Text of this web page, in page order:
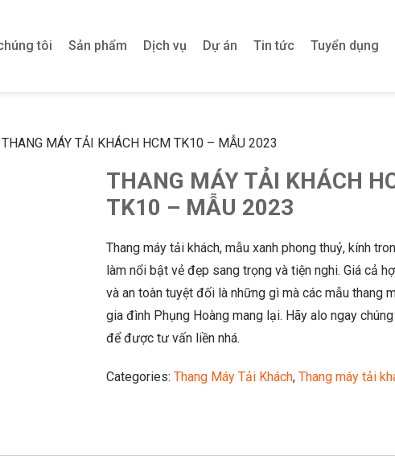
tôi Sản phẩm Dịch vụ Dự án Tin tức Tuyển dụng
MÁY TẢI KHÁCH HCM TK10 – MẪU 2023
THANG MÁY TẢI KHÁCH
TK10 – MẪU 2023
Thang máy tải khách, mẫu xanh phong thuỷ, kính
làm nổi bật vẻ đẹp sang trọng và tiện nghi. Giá cả
và an toàn tuyệt đối là những gì mà các mẫu thang
gia đình Phụng Hoàng mang lại. Hãy alo ngay
để được tư vấn liền nhá.
Categories: Thang Máy Tải Khách, Thang máy tải